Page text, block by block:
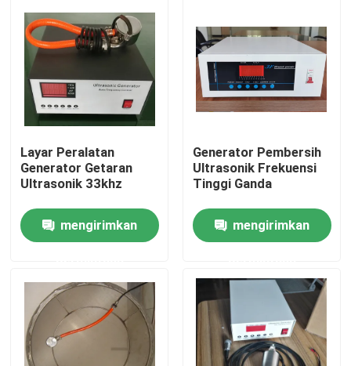
Rumah
Produk
Tentang kami
Layar Peralatan
Generator Getaran
Ultrasonik 33khz
mengirimkan
Generator Pembersih
Ultrasonik Frekuensi
Tinggi Ganda
mengirimkan